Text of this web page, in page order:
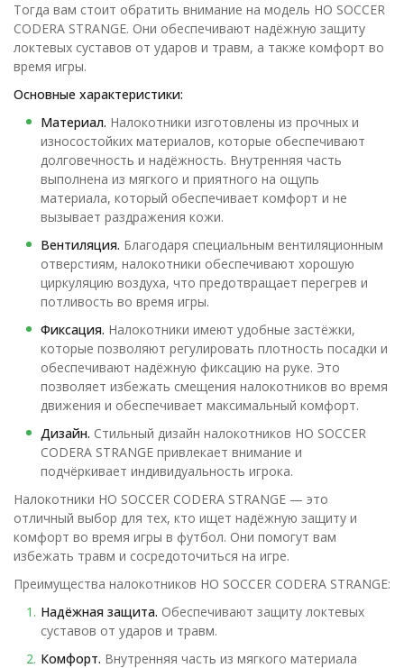
Тогда вам стоит обратить внимание на модель HO SOCCER
CODERA STRANGE. Они обеспечивают надёжную защиту
локтевых суставов от ударов и травм, а также комфорт во
время игры.
Основные характеристики:
Материал. Налокотники изготовлены из прочных и
износостойких материалов, которые обеспечивают
долговечность и надёжность. Внутренняя часть
выполнена из мягкого и приятного на ощупь
материала, который обеспечивает комфорт и не
вызывает раздражения кожи.
Вентиляция. Благодаря специальным вентиляционным
отверстиям, налокотники обеспечивают хорошую
циркуляцию воздуха, что предотвращает перегрев и
потливость во время игры.
Фиксация. Налокотники имеют удобные застёжки,
которые позволяют регулировать плотность посадки и
обеспечивают надёжную фиксацию на руке. Это
позволяет избежать смещения налокотников во время
движения и обеспечивает максимальный комфорт.
Дизайн. Стильный дизайн налокотников HO SOCCER
CODERA STRANGE привлекает внимание и
подчёркивает индивидуальность игрока.
Налокотники HO SOCCER CODERA STRANGE — это
отличный выбор для тех, кто ищет надёжную защиту и
комфорт во время игры в футбол. Они помогут вам
избежать травм и сосредоточиться на игре.
Преимущества налокотников HO SOCCER CODERA STRANGE:
Надёжная защита. Обеспечивают защиту локтевых
суставов от ударов и травм.
Комфорт. Внутренняя часть из мягкого материала